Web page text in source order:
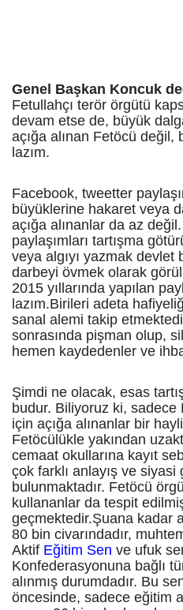
Genel Başkan Koncuk
Fetullahçı terör örgütü
devam etse de, büyük
açığa alınan Fetöcü değil,
lazım.
Facebook, tweetter
büyüklerine hakaret veya
açığa alınanlar da az
paylaşımları tartışma
veya algıyı yazmak
darbeyi övmek olarak
2015 yıllarında yapılan
lazım.Birileri adeta
sanal alemi takip
sonrasında pişman olup,
hemen kaydedenler ve
Şimdi ne olacak, esas
budur. Biliyoruz ki, sadece
için açığa alınanlar bir
Fetöcülükle yakından
cemaat okullarına kayıt
çok farklı anlayış ve siyasi
bulunmaktadır. Fetöcü
kullananlar da tespit
geçmektedir.Şuana kadar
80 bin civarındadır,
Aktif Eğitim Sen ve ufuk
Konfederasyonuna bağlı
alınmış durumdadır. Bu
öncesinde, sadece eğitim